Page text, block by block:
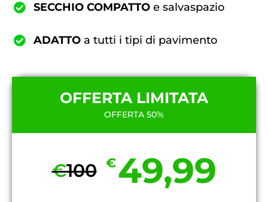
SECCHIO COMPATTO e salvaspazio
ADATTO a tutti i tipi di pavimento
OFFERTA LIMITATA
OFFERTA 50%
€100 €49,99